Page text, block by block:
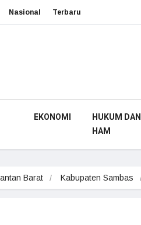
Nasional Terbaru
EKONOMI
HUKUM DAN
HAM
Barat Kabupaten Sambas